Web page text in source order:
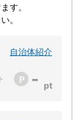
す。
。
自治体紹介
-